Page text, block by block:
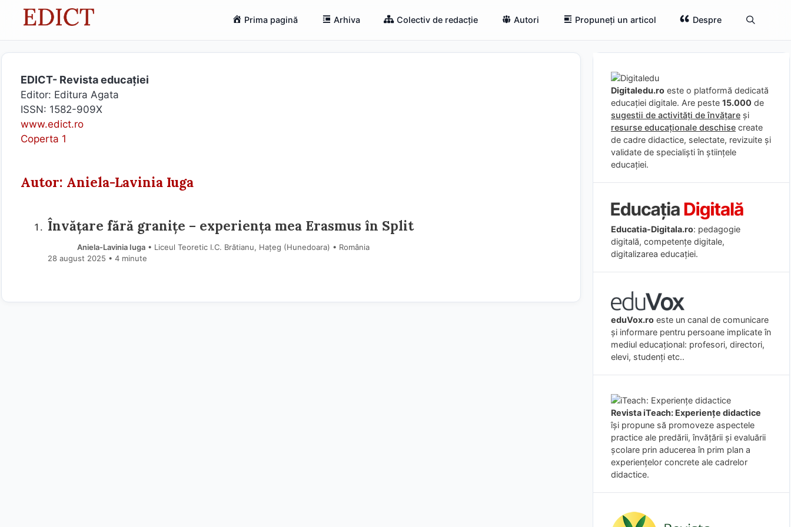
Prima pagină Arhiva Colectiv de redacție Autori Propuneți un articol Despre
EDICT- Revista educației
Editor: Editura Agata
ISSN: 1582-909X
www.edict.ro
Coperta 1
Autor: Aniela-Lavinia Iuga
Învățare fără granițe – experiența mea Erasmus în Split
Aniela-Lavinia Iuga• Liceul Teoretic I.C. Brătianu, Hațeg (Hunedoara) • România
28 august 2025 • 4 minute
Digitaledu.ro este o platformă dedicată
educației digitale. Are peste 15.000 de
sugestii de activități de învățare și
resurse educaționale deschise create
de cadre didactice, selectate, revizuite și
validate de specialiști în științele
educației.
Educatia-Digitala.ro: pedagogie
digitală, competențe digitale,
digitalizarea educației.
eduVox.ro este un canal de comunicare
și informare pentru persoane implicate în
mediul educațional: profesori, directori,
elevi, studenți etc..
Revista iTeach: Experienţe didactice
îşi propune să promoveze aspectele
practice ale predării, învăţării şi evaluării
şcolare prin aducerea în prim plan a
experienţelor concrete ale cadrelor
didactice.